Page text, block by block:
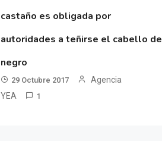
castaño es obligada por
autoridades a teñirse el cabello de
negro
29 Octubre 2017
Agencia
YEA
1